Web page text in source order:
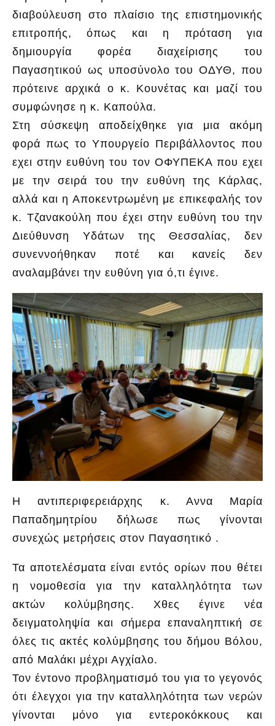
διαβούλευση στο πλαίσιο της επιστημονικής
επιτροπής, όπως και η πρόταση για
δημιουργία φορέα διαχείρισης του
Παγασητικού ως υποσύνολο του ΟΔΥΘ, που
πρότεινε αρχικά ο κ. Κουνέτας και μαζί του
συμφώνησε η κ. Καπούλα.
Στη σύσκεψη αποδείχθηκε για μια ακόμη
φορά πως το Υπουργείο Περιβάλλοντος που
εχει στην ευθύνη του τον ΟΦΥΠΕΚΑ που εχει
με την σειρά του την ευθύνη της Κάρλας,
αλλά και η Αποκεντρωμένη με επικεφαλής τον
κ. Τζανακούλη που έχει στην ευθύνη του την
Διεύθυνση Υδάτων της Θεσσαλίας, δεν
συνεννοήθηκαν ποτέ και κανείς δεν
αναλαμβάνει την ευθύνη για ό,τι έγινε.
Η αντιπεριφερειάρχης κ. Αννα Μαρία
Παπαδημητρίου δήλωσε πως γίνονται
συνεχώς μετρήσεις στον Παγασητικό .
Τα αποτελέσματα είναι εντός ορίων που θέτει
η νομοθεσία για την καταλληλότητα των
ακτών κολύμβησης. Χθες έγινε νέα
δειγματοληψία και σήμερα επαναληπτική σε
όλες τις ακτές κολύμβησης του δήμου Βόλου,
από Μαλάκι μέχρι Αγχίαλο.
Τον έντονο προβληματισμό του για το γεγονός
ότι έλεγχοι για την καταλληλότητα των νερών
γίνονται μόνο για εντεροκόκκους και